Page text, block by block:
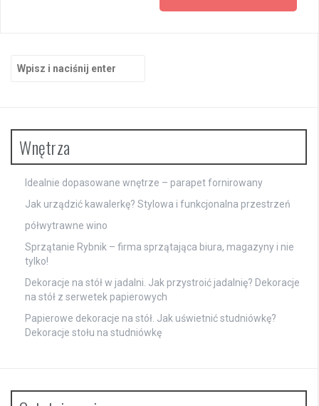
Wnętrza
Idealnie dopasowane wnętrze – parapet fornirowany
Jak urządzić kawalerkę? Stylowa i funkcjonalna przestrzeń
półwytrawne wino
Sprzątanie Rybnik – firma sprzątająca biura, magazyny i nie
tylko!
Dekoracje na stół w jadalni. Jak przystroić jadalnię? Dekoracje
na stół z serwetek papierowych
Papierowe dekoracje na stół. Jak uświetnić studniówkę?
Dekoracje stołu na studniówkę